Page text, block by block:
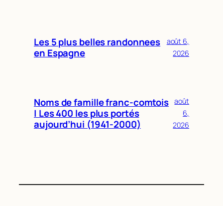
Les 5 plus belles randonnees
en Espagne
août 6,
2026
Noms de famille franc-comtois
| Les 400 les plus portés
aujourd’hui (1941-2000)
août
6,
2026